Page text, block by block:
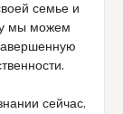
семье и
мы можем
сейчас,